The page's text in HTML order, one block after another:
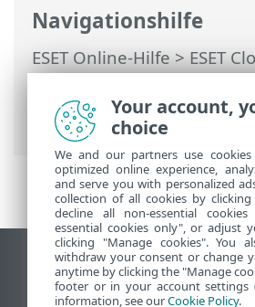
Navigationshilfe
ESET Online-Hilfe>ESET
Security>Mandanten in
Einstellungen verwalten >
Workspace-Mandant
Desktop-Site anzeigen
End of Life
Your account,
choice
We and our partners use
optimized online experience,
and serve you with personalized
collection of all cookies by
decline all non-essential
essential cookies only", or adjust
clicking "Manage cookies". You
withdraw your consent or change
anytime by clicking the "Manage
footer or in your account settings
information, see ourCookie Policy.